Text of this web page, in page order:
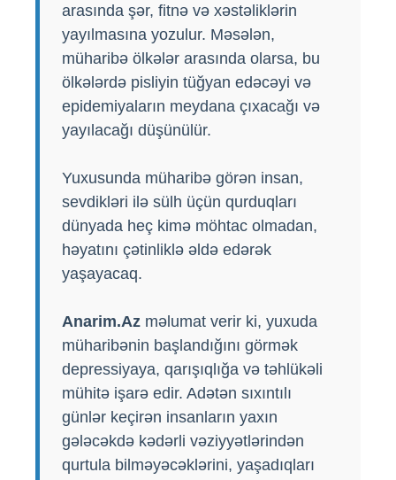
arasında şər, fitnə və xəstəliklərin
yayılmasına yozulur. Məsələn,
müharibə ölkələr arasında olarsa, bu
ölkələrdə pisliyin tüğyan edəcəyi və
epidemiyaların meydana çıxacağı və
yayılacağı düşünülür.
Yuxusunda müharibə görən insan,
sevdikləri ilə sülh üçün qurduqları
dünyada heç kimə möhtac olmadan,
həyatını çətinliklə əldə edərək
yaşayacaq.
Anarim.Az məlumat verir ki, yuxuda
müharibənin başlandığını görmək
depressiyaya, qarışıqlığa və təhlükəli
mühitə işarə edir. Adətən sıxıntılı
günlər keçirən insanların yaxın
gələcəkdə kədərli vəziyyətlərindən
qurtula bilməyəcəklərini, yaşadıqları